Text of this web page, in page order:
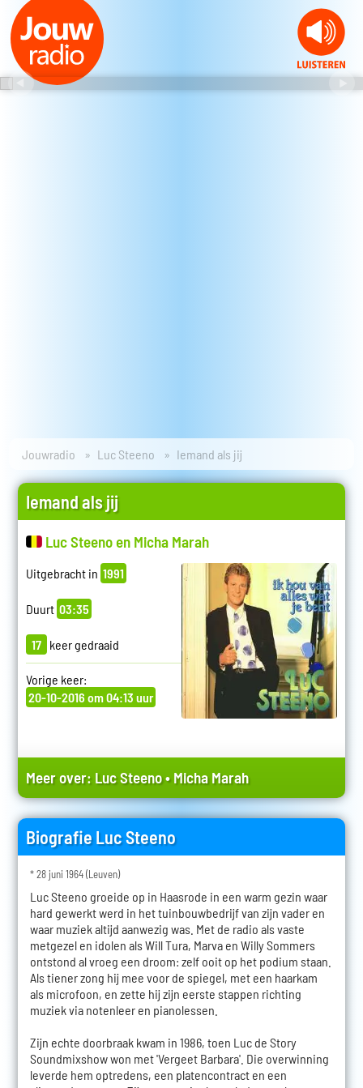
Jouwradio Luc Steeno Iemand als jij
Iemand als jij
Luc Steeno en Micha Marah
Uitgebracht in 1991
Duurt 03:35
17 keer gedraaid
Vorige keer:
20-10-2016 om 04:13 uur
Meer over: Luc Steeno•Micha Marah
Biografie Luc Steeno
* 28 juni 1964 (Leuven)
Luc Steeno groeide op in Haasrode in een warm gezin waar
hard gewerkt werd in het tuinbouwbedrijf van zijn vader en
waar muziek altijd aanwezig was. Met de radio als vaste
metgezel en idolen als Will Tura, Marva en Willy Sommers
ontstond al vroeg een droom: zelf ooit op het podium staan.
Als tiener zong hij mee voor de spiegel, met een haarkam
als microfoon, en zette hij zijn eerste stappen richting
muziek via notenleer en pianolessen.
Zijn echte doorbraak kwam in 1986, toen Luc de Story
Soundmixshow won met 'Vergeet Barbara'. Die overwinning
leverde hem optredens, een platencontract en een